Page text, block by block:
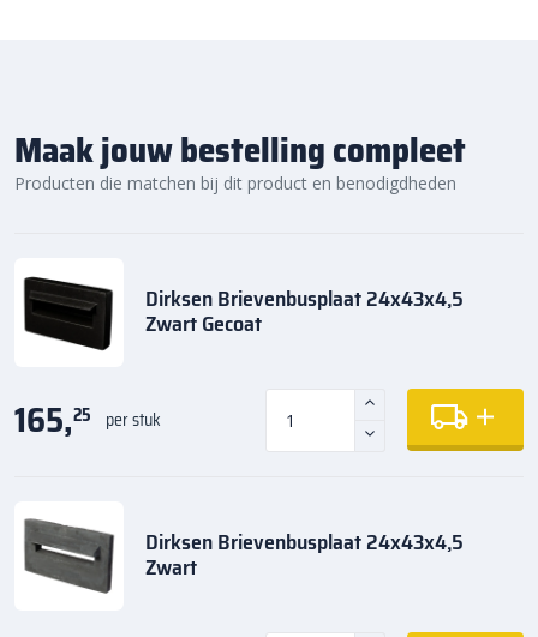
Maak jouw bestelling compleet
Producten die matchen bij dit product en benodigdheden
Dirksen Brievenbusplaat 24x43x4,5
Zwart Gecoat
165,25 per stuk
Dirksen Brievenbusplaat 24x43x4,5
Zwart